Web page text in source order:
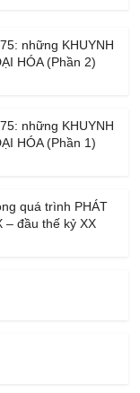
những KHUYNH
HÓA (Phần 2)
những KHUYNH
HÓA (Phần 1)
quá trình PHÁT
– đầu thế kỷ XX